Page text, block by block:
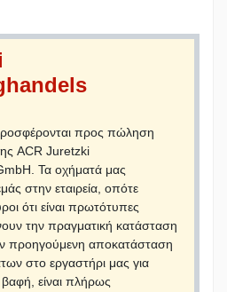
προς πώληση
ACR Juretzki
Τα οχήματά μας
στην εταιρεία, οπότε
ότι είναι πρωτότυπες
την πραγματική κατάσταση
προηγούμενη αποκατάσταση
στο εργαστήρι μας για
είναι πλήρως